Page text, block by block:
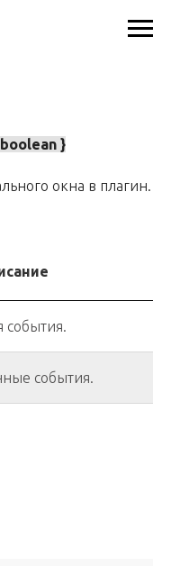
}
окна в плагин.
события.
события.